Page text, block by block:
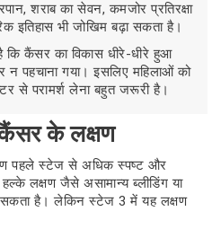
शराब का सेवन, कमजोर प्रतिरक्षा
इतिहास भी जोखिम बढ़ा सकता है।
कैंसर का विकास धीरे-धीरे हुआ
पहचाना गया। इसलिए महिलाओं को
से परामर्श लेना बहुत जरूरी है।
के लक्षण
पहले स्टेज से अधिक स्पष्ट और
लक्षण जैसे असामान्य ब्लीडिंग या
सकता है। लेकिन स्टेज 3 में यह लक्षण